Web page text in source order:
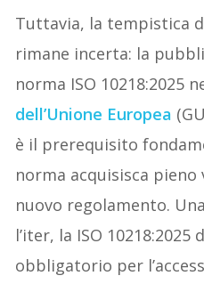
Tuttavia, la tempistica
rimane incerta: la
norma ISO 10218:2025
dell’Unione Europea
è il prerequisito
norma acquisisca
nuovo regolamento.
l’iter, la ISO
obbligatorio per